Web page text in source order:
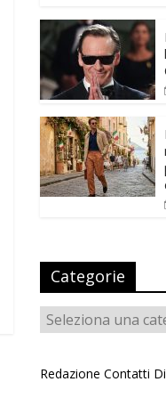
Categorie
Categorie
Redazione Contatti